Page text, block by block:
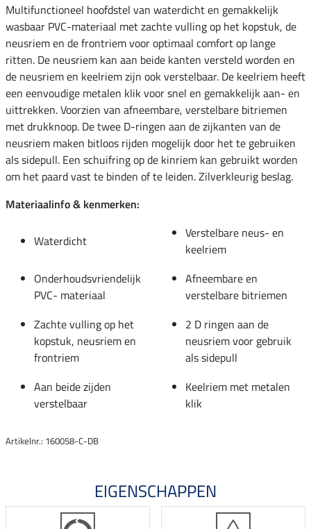
Multifunctioneel hoofdstel van waterdicht en gemakkelijk
wasbaar PVC-materiaal met zachte vulling op het kopstuk, de
neusriem en de frontriem voor optimaal comfort op lange
ritten. De neusriem kan aan beide kanten versteld worden en
de neusriem en keelriem zijn ook verstelbaar. De keelriem heeft
een eenvoudige metalen klik voor snel en gemakkelijk aan- en
uittrekken. Voorzien van afneembare, verstelbare bitriemen
met drukknoop. De twee D-ringen aan de zijkanten van de
neusriem maken bitloos rijden mogelijk door het te gebruiken
als sidepull. Een schuifring op de kinriem kan gebruikt worden
om het paard vast te binden of te leiden. Zilverkleurig beslag.
Materiaalinfo & kenmerken:
Waterdicht
Verstelbare neus- en
keelriem
Onderhoudsvriendelijk
PVC- materiaal
Afneembare en
verstelbare bitriemen
Zachte vulling op het
kopstuk, neusriem en
frontriem
2 D ringen aan de
neusriem voor gebruik
als sidepull
Aan beide zijden
verstelbaar
Keelriem met metalen
klik
Artikelnr.: 160058-C-DB
EIGENSCHAPPEN